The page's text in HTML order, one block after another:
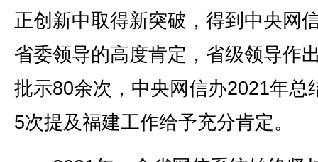
正创新中取得新突破，得到中央网
省委领导的高度肯定，省级领导作
批示80余次，中央网信办2021年总
5次提及福建工作给予充分肯定。